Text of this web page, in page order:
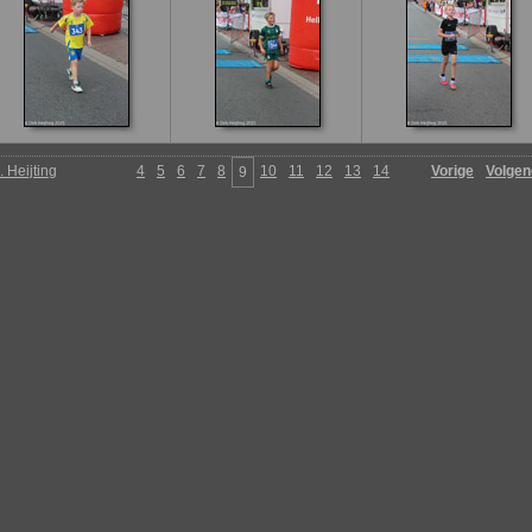
4 5 6 7 8 9 10 11 12 13 14 Vorige
Heijting